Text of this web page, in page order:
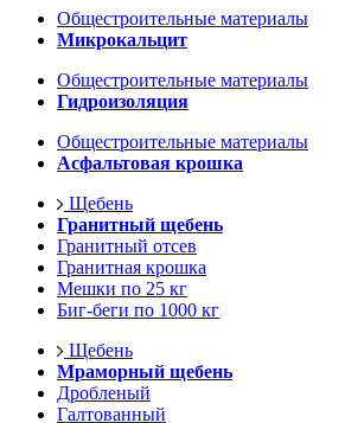
Общестроительные материалы
Микрокальцит
Общестроительные материалы
Гидроизоляция
Общестроительные материалы
Асфальтовая крошка
Щебень
Гранитный щебень
Гранитный отсев
Гранитная крошка
Мешки по 25 кг
Биг-беги по 1000 кг
Щебень
Мраморный щебень
Дробленый
Галтованный